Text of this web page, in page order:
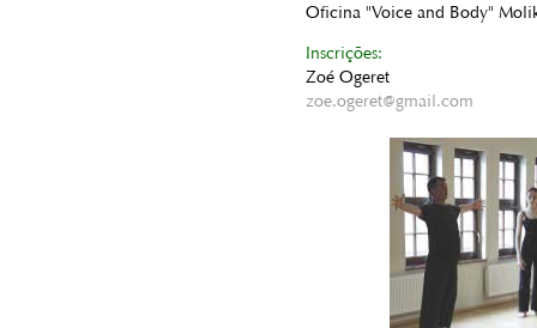
Oficina "Voice and Body"
Inscrições:
Zoé Ogeret
zoe.ogeret@gmail.com